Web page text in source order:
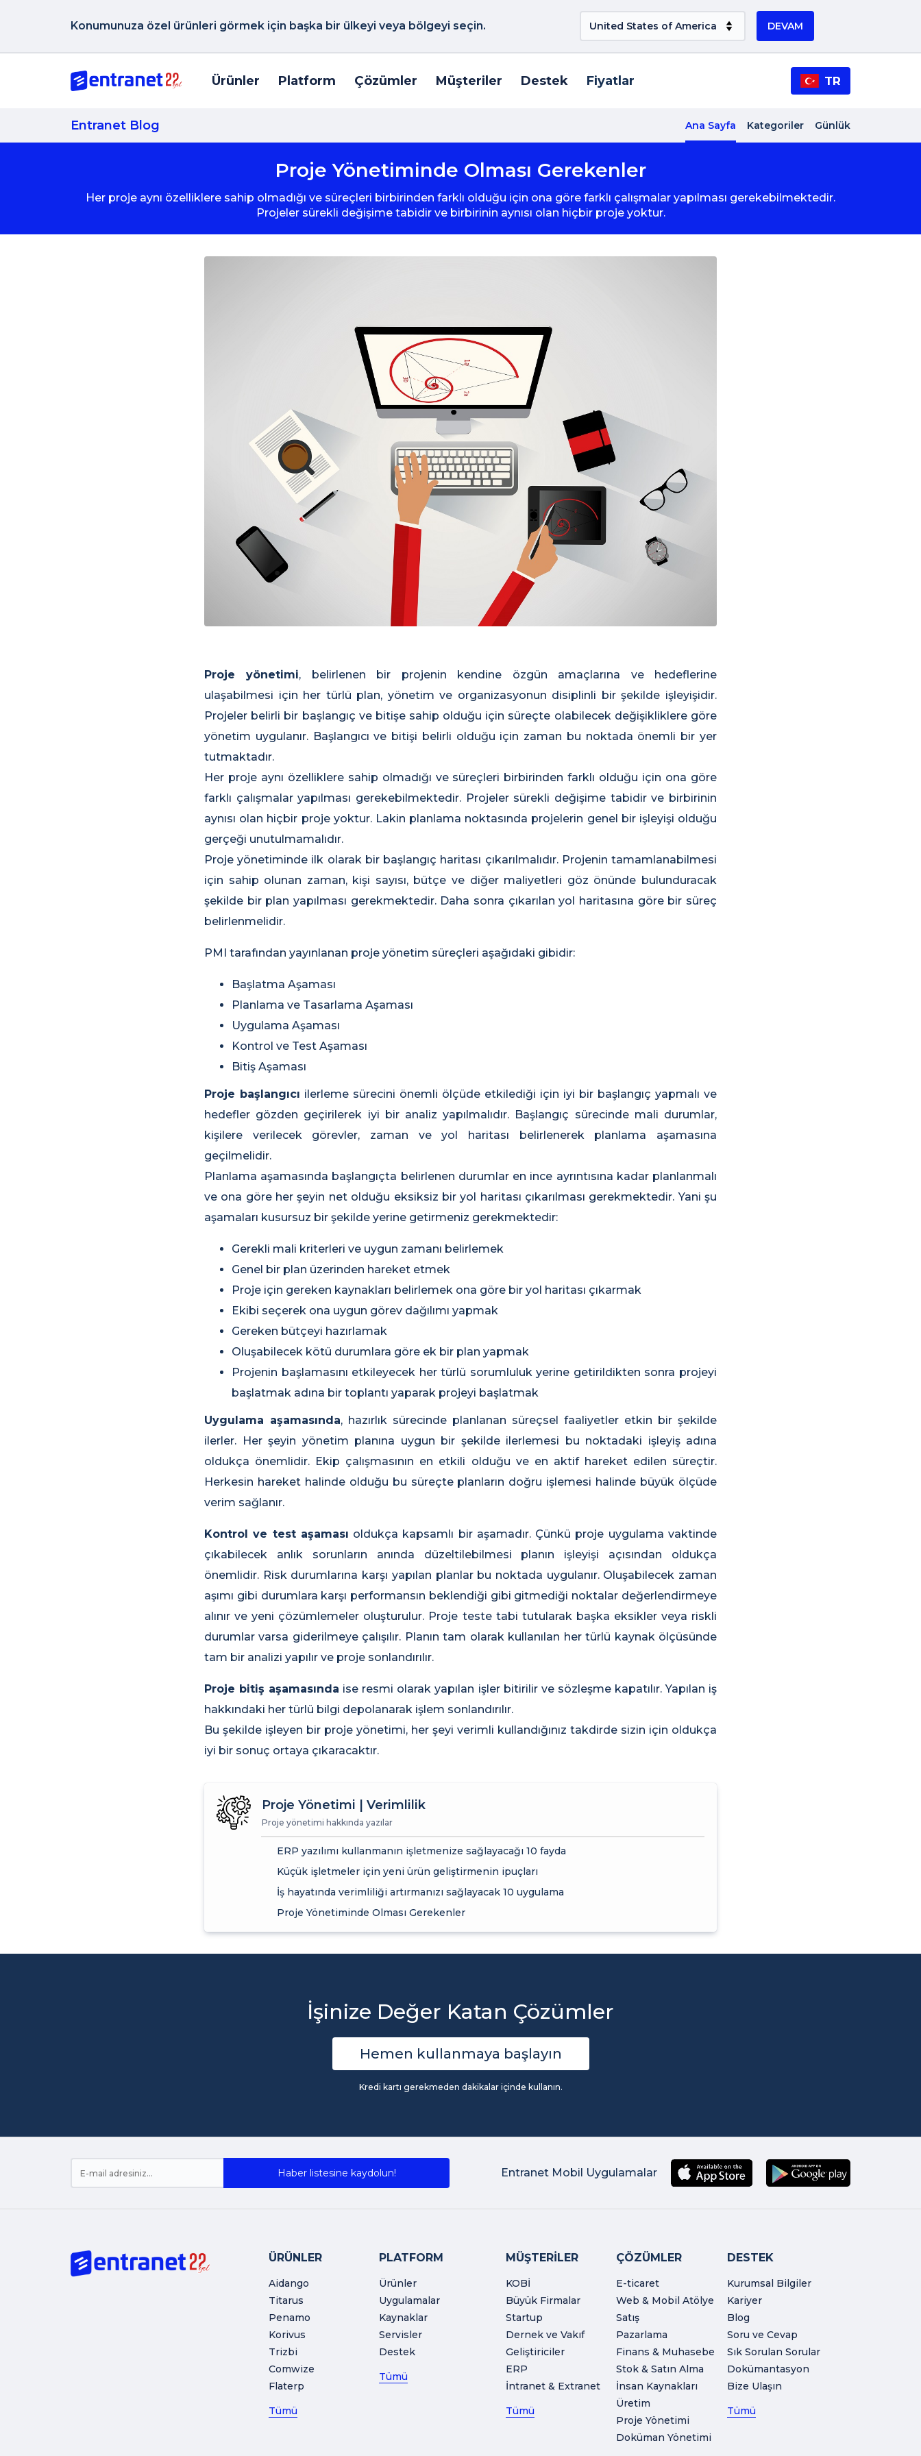
Konumunuza özel ürünleri görmek için başka bir ülkeyi veya bölgeyi seçin. DEVAM
Ürünler Platform Çözümler Müşteriler Destek Fiyatlar TR
Entranet Blog Ana Sayfa Kategoriler Günlük
Proje Yönetiminde Olması Gerekenler
Her proje aynı özelliklere sahip olmadığı ve süreçleri birbirinden farklı olduğu için ona göre farklı çalışmalar yapılması gerekebilmektedir.
Projeler sürekli değişime tabidir ve birbirinin aynısı olan hiçbir proje yoktur.
Proje yönetimi, belirlenen bir projenin kendine özgün amaçlarına ve hedeflerine
ulaşabilmesi için her türlü plan, yönetim ve organizasyonun disiplinli bir şekilde işleyişidir.
Projeler belirli bir başlangıç ve bitişe sahip olduğu için süreçte olabilecek değişikliklere göre
yönetim uygulanır. Başlangıcı ve bitişi belirli olduğu için zaman bu noktada önemli bir yer
tutmaktadır.
Her proje aynı özelliklere sahip olmadığı ve süreçleri birbirinden farklı olduğu için ona göre
farklı çalışmalar yapılması gerekebilmektedir. Projeler sürekli değişime tabidir ve birbirinin
aynısı olan hiçbir proje yoktur. Lakin planlama noktasında projelerin genel bir işleyişi olduğu
gerçeği unutulmamalıdır.
Proje yönetiminde ilk olarak bir başlangıç haritası çıkarılmalıdır. Projenin tamamlanabilmesi
için sahip olunan zaman, kişi sayısı, bütçe ve diğer maliyetleri göz önünde bulunduracak
şekilde bir plan yapılması gerekmektedir. Daha sonra çıkarılan yol haritasına göre bir süreç
belirlenmelidir.
PMI tarafından yayınlanan proje yönetim süreçleri aşağıdaki gibidir:
Başlatma Aşaması
Planlama ve Tasarlama Aşaması
Uygulama Aşaması
Kontrol ve Test Aşaması
Bitiş Aşaması
Proje başlangıcı ilerleme sürecini önemli ölçüde etkilediği için iyi bir başlangıç yapmalı ve
hedefler gözden geçirilerek iyi bir analiz yapılmalıdır. Başlangıç sürecinde mali durumlar,
kişilere verilecek görevler, zaman ve yol haritası belirlenerek planlama aşamasına
geçilmelidir.
Planlama aşamasında başlangıçta belirlenen durumlar en ince ayrıntısına kadar planlanmalı
ve ona göre her şeyin net olduğu eksiksiz bir yol haritası çıkarılması gerekmektedir. Yani şu
aşamaları kusursuz bir şekilde yerine getirmeniz gerekmektedir:
Gerekli mali kriterleri ve uygun zamanı belirlemek
Genel bir plan üzerinden hareket etmek
Proje için gereken kaynakları belirlemek ona göre bir yol haritası çıkarmak
Ekibi seçerek ona uygun görev dağılımı yapmak
Gereken bütçeyi hazırlamak
Oluşabilecek kötü durumlara göre ek bir plan yapmak
Projenin başlamasını etkileyecek her türlü sorumluluk yerine getirildikten sonra projeyi
başlatmak adına bir toplantı yaparak projeyi başlatmak
Uygulama aşamasında, hazırlık sürecinde planlanan süreçsel faaliyetler etkin bir şekilde
ilerler. Her şeyin yönetim planına uygun bir şekilde ilerlemesi bu noktadaki işleyiş adına
oldukça önemlidir. Ekip çalışmasının en etkili olduğu ve en aktif hareket edilen süreçtir.
Herkesin hareket halinde olduğu bu süreçte planların doğru işlemesi halinde büyük ölçüde
verim sağlanır.
Kontrol ve test aşaması oldukça kapsamlı bir aşamadır. Çünkü proje uygulama vaktinde
çıkabilecek anlık sorunların anında düzeltilebilmesi planın işleyişi açısından oldukça
önemlidir. Risk durumlarına karşı yapılan planlar bu noktada uygulanır. Oluşabilecek zaman
aşımı gibi durumlara karşı performansın beklendiği gibi gitmediği noktalar değerlendirmeye
alınır ve yeni çözümlemeler oluşturulur. Proje teste tabi tutularak başka eksikler veya riskli
durumlar varsa giderilmeye çalışılır. Planın tam olarak kullanılan her türlü kaynak ölçüsünde
tam bir analizi yapılır ve proje sonlandırılır.
Proje bitiş aşamasında ise resmi olarak yapılan işler bitirilir ve sözleşme kapatılır. Yapılan iş
hakkındaki her türlü bilgi depolanarak işlem sonlandırılır.
Bu şekilde işleyen bir proje yönetimi, her şeyi verimli kullandığınız takdirde sizin için oldukça
iyi bir sonuç ortaya çıkaracaktır.
Proje Yönetimi | Verimlilik
Proje yönetimi hakkında yazılar
ERP yazılımı kullanmanın işletmenize sağlayacağı 10 fayda
Küçük işletmeler için yeni ürün geliştirmenin ipuçları
İş hayatında verimliliği artırmanızı sağlayacak 10 uygulama
Proje Yönetiminde Olması Gerekenler
İşinize Değer Katan Çözümler
Hemen kullanmaya başlayın
Kredi kartı gerekmeden dakikalar içinde kullanın.
Haber listesine kaydolun! Entranet Mobil Uygulamalar
ÜRÜNLER
Aidango
Titarus
Penamo
Korivus
Trizbi
Comwize
Flaterp
Tümü
PLATFORM
Ürünler
Uygulamalar
Kaynaklar
Servisler
Destek
Tümü
MÜŞTERİLER
KOBİ
Büyük Firmalar
Startup
Dernek ve Vakıf
Geliştiriciler
ERP
İntranet & Extranet
Tümü
ÇÖZÜMLER
E-ticaret
Web & Mobil Atölye
Satış
Pazarlama
Finans & Muhasebe
Stok & Satın Alma
İnsan Kaynakları
Üretim
Proje Yönetimi
Doküman Yönetimi
DESTEK
Kurumsal Bilgiler
Kariyer
Blog
Soru ve Cevap
Sık Sorulan Sorular
Dokümantasyon
Bize Ulaşın
Tümü